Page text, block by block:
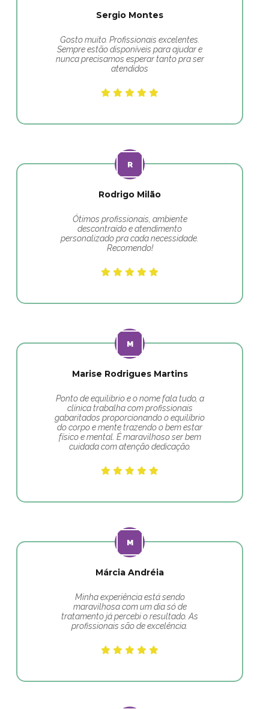
Sergio Montes
Gosto muito. Profissionais excelentes.
Sempre estão disponíveis para ajudar e
nunca precisamos esperar tanto pra ser
atendidos
Rodrigo Milão
Ótimos profissionais, ambiente
descontraído e atendimento
personalizado pra cada necessidade.
Recomendo!
Marise Rodrigues Martins
Ponto de equilibrio e o nome fala tudo, a
clínica trabalha com profissionais
gabaritados proporcionando o equilíbrio
do corpo e mente trazendo o bem estar
físico e mental. É maravilhoso ser bem
cuidada com atenção dedicação.
Márcia Andréia
Minha experiência está sendo
maravilhosa com um dia só de
tratamento já percebi o resultado. As
profissionais são de excelência.